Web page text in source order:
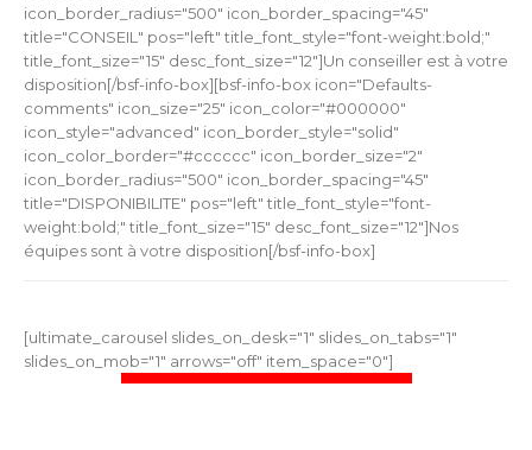
icon_border_radius="500" icon_border_spacing="45"
title="CONSEIL" pos="left" title_font_style="font-weight:bold;"
title_font_size="15" desc_font_size="12"]Un conseiller est à votre
disposition[/bsf-info-box][bsf-info-box icon="Defaults-
comments" icon_size="25" icon_color="#000000"
icon_style="advanced" icon_border_style="solid"
icon_color_border="#cccccc" icon_border_size="2"
icon_border_radius="500" icon_border_spacing="45"
title="DISPONIBILITE" pos="left" title_font_style="font-
weight:bold;" title_font_size="15" desc_font_size="12"]Nos
équipes sont à votre disposition[/bsf-info-box]
[ultimate_carousel slides_on_desk="1" slides_on_tabs="1"
slides_on_mob="1" arrows="off" item_space="0"]